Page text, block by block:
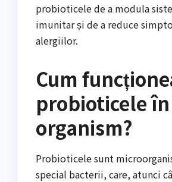
probioticele de a modula
imunitar și de a reduce
alergiilor.
Cum
probioticele în
organism?
Probioticele sunt
special bacterii, care, atunci